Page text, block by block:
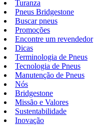
Turanza
Pneus Bridgestone
Buscar pneus
Promoções
Encontre um revendedor
Dicas
Terminologia de Pneus
Tecnologia de Pneus
Manutenção de Pneus
Nós
Bridgestone
Missão e Valores
Sustentabilidade
Inovação